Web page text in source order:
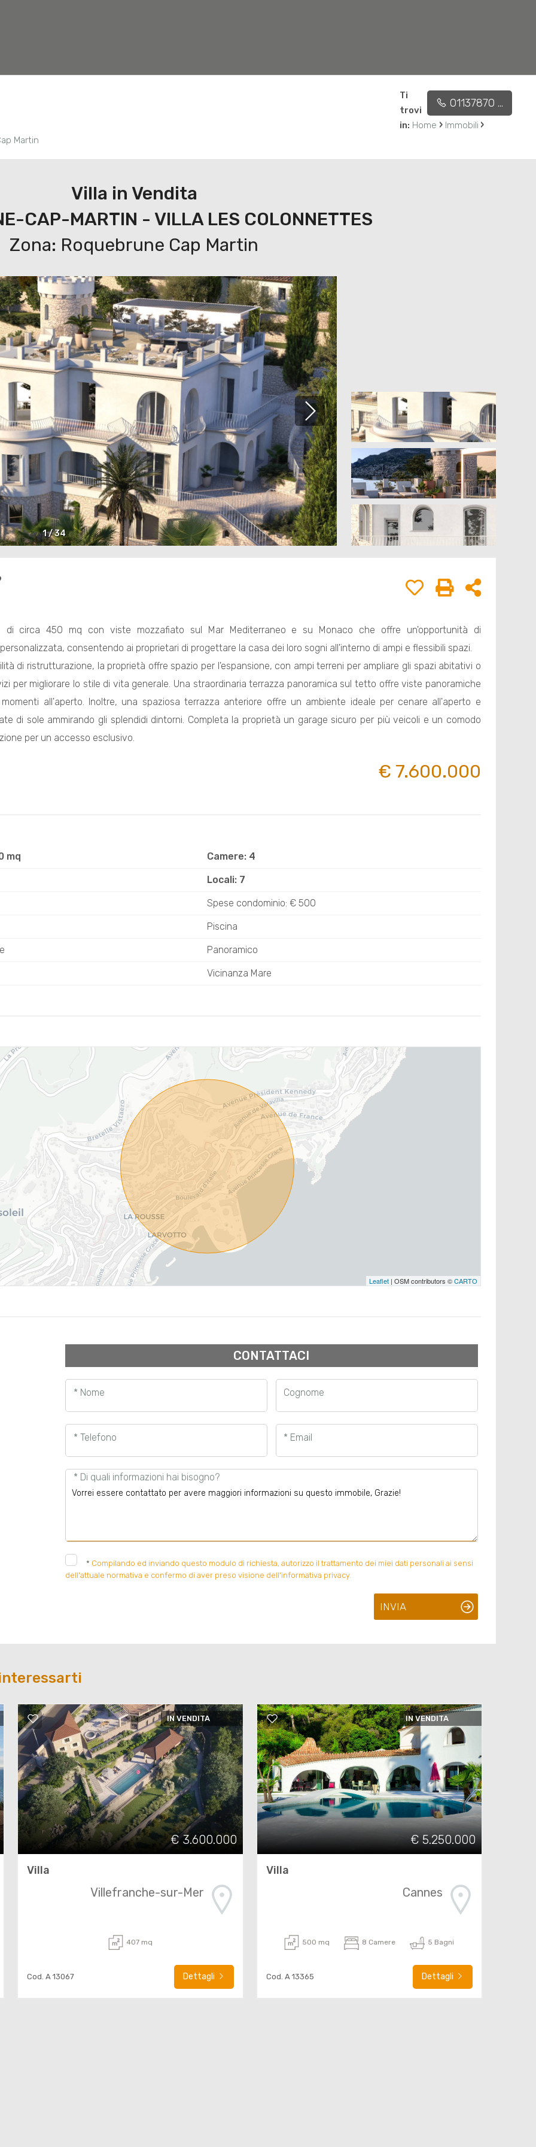
01137870 ...
Ti
trovi
in: Home › Immobili ›
Martin
Villa in Vendita
CAP-MARTIN - VILLA LES COLONNETTES
Zona: Roquebrune Cap Martin
1/34
di circa 450 mq con viste mozzafiato sul Mar Mediterraneo e su Monaco che offre un'opportunità di
consentendo ai proprietari di progettare la casa dei loro sogni all'interno di ampi e flessibili spazi.
di ristrutturazione, la proprietà offre spazio per l'espansione, con ampi terreni per ampliare gli spazi abitativi o
per migliorare lo stile di vita generale. Una straordinaria terrazza panoramica sul tetto offre viste panoramiche
all'aperto. Inoltre, una spaziosa terrazza anteriore offre un ambiente ideale per cenare all'aperto e
di sole ammirando gli splendidi dintorni. Completa la proprietà un garage sicuro per più veicoli e un comodo
per un accesso esclusivo.
€ 7.600.000
mq Camere: 4
Locali: 7
Spese condominio: € 500
Piscina
Panoramico
Vicinanza Mare
Leaflet| OSM contributors ©CARTO
CONTATTACI
* Nome Cognome
* Telefono * Email
* Di quali informazioni hai bisogno?
* Compilando ed inviando questo modulo di richiesta, autorizzo il trattamento dei miei dati personali ai sensi
dell'attuale normativa e confermo di aver preso visione dell'informativa privacy.
INVIA
IN VENDITA
€ 3.600.000
Villa
Villefranche-sur-Mer
407 mq
Cod. A 13067 Dettagli
IN VENDITA
€ 5.250.000
Villa
Cannes
500 mq 8 Camere 5 Bagni
Cod. A 13365 Dettagli